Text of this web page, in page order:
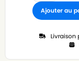
Ajouter au
Livraison